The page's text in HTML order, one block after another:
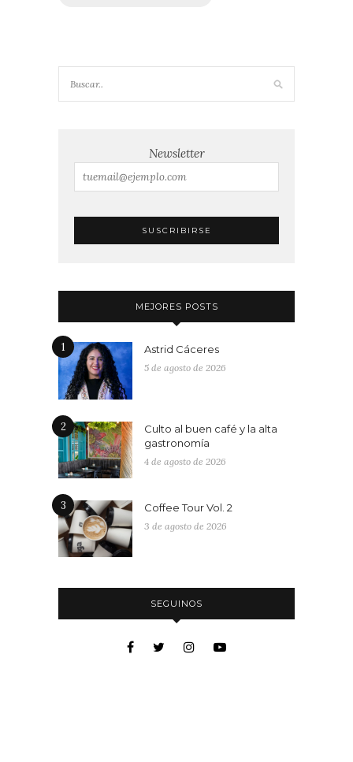
Newsletter
MEJORES POSTS
1 Astrid Cáceres
5 de agosto de 2026
2
Culto al buen café y la alta
gastronomía
4 de agosto de 2026
3 Coffee Tour Vol. 2
3 de agosto de 2026
SEGUINOS